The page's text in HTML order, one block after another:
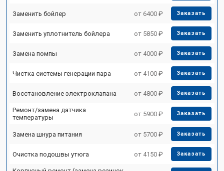
Заменить бойлер от 6400 ₽ Заказать
Заменить уплотнитель бойлера от 5850 ₽ Заказать
Замена помпы от 4000 ₽ Заказать
Чистка системы генерации пара от 4100 ₽ Заказать
Восстановление электроклапана от 4800 ₽ Заказать
Ремонт/замена датчика
температуры
от 5900 ₽ Заказать
Замена шнура питания от 5700 ₽ Заказать
Очистка подошвы утюга от 4150 ₽ Заказать